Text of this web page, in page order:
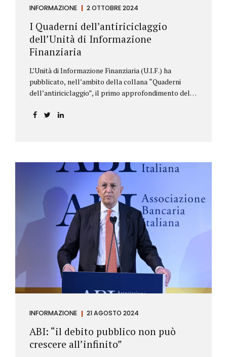
INFORMAZIONE 2 OTTOBRE 2024
I Quaderni dell’antiriciclaggio
dell’Unità di Informazione
Finanziaria
L’Unità di Informazione Finanziaria (U.I.F.) ha
pubblicato, nell’ambito della collana “Quaderni
dell’antiriciclaggio”, il primo approfondimento del
aggiornamenti della normativa e della
riguardano le novità nella disciplina internazionale e
nazionale, e forniscono informazioni su
eventuali consultazioni pubbliche e su pronunce di
particolare rilevanza emesse nell’esercizio
dell’attività giurisdizionale. In questo numero
l’approfondimento è dedicato, in particolare: alla
recente normativa della UE sugli obblighi
antiriciclaggio (c.d. AML Package), tra cui il
Regolamento Antiriciclaggio e la Direttiva AML;
all’AMLA, ovvero alla nuova Autorità europea che
INFORMAZIONE 21 AGOSTO 2024
ABI: “il debito pubblico non può
crescere all’infinito”